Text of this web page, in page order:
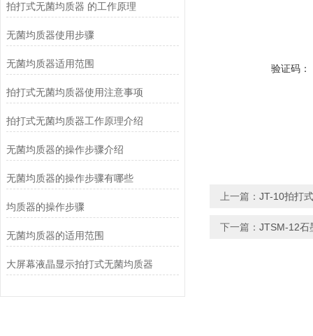
拍打式无菌均质器 的工作原理
无菌均质器使用步骤
无菌均质器适用范围
拍打式无菌均质器使用注意事项
拍打式无菌均质器工作原理介绍
无菌均质器的操作步骤介绍
无菌均质器的操作步骤有哪些
均质器的操作步骤
无菌均质器的适用范围
大屏幕液晶显示拍打式无菌均质器
验证码：
上一篇： JT-10拍打
下一篇： JTSM-12石